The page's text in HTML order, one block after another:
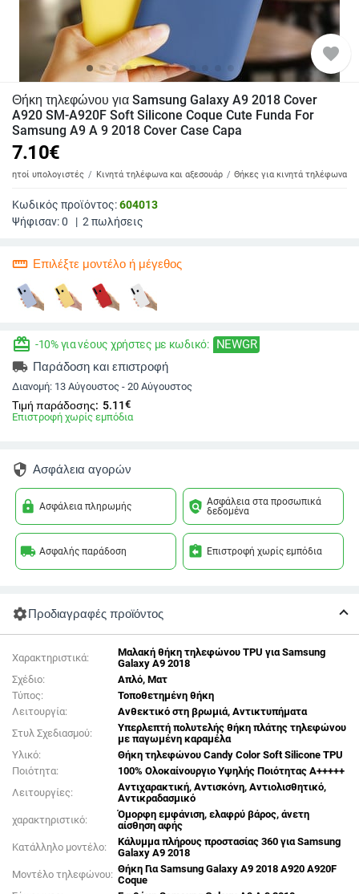
favorite
Θήκη τηλεφώνου για Samsung Galaxy A9 2018 Cover
A920 SM-A920F Soft Silicone Coque Cute Funda For
Samsung A9 A 9 2018 Cover Case Capa
7.10€
υπολογιστές Κινητά τηλέφωνα και αξεσουάρ Θήκες για κινητά τηλέφωνα
Κωδικός προϊόντος:604013
Ψήφισαν:0 | 2 πωλήσεις
straighten Επιλέξτε μοντέλο ή μέγεθος
redeem -10% για νέους χρήστες με κωδικό: NEWGR
local_shipping Παράδοση και επιστροφή
Διανομή: 13 Αύγουστος - 20 Αύγουστος
Τιμή παράδοσης: 5.11€
Επιστροφή χωρίς εμπόδια
security Ασφάλεια αγορών
lock Ασφάλεια πληρωμής policy Ασφάλεια στα προσωπικά
δεδομένα
local_shipping Ασφαλής παράδοση assignment_return Επιστροφή χωρίς εμπόδια
settingsΠροδιαγραφές προϊόντος
Χαρακτηριστικά:
Μαλακή θήκη τηλεφώνου TPU για Samsung
Galaxy A9 2018
Σχέδιο:
Απλό, Ματ
Τύπος:
Τοποθετημένη θήκη
Λειτουργία:
Ανθεκτικό στη βρωμιά, Αντικτυπήματα
Στυλ Σχεδιασμού:
Υπερλεπτή πολυτελής θήκη πλάτης τηλεφώνου
με παγωμένη καραμέλα
Υλικό:
Θήκη τηλεφώνου Candy Color Soft Silicone TPU
Ποιότητα:
100% Ολοκαίνουργιο Υψηλής Ποιότητας A+++++
Λειτουργίες:
Αντιχαρακτική, Αντισκόνη, Αντιολισθητικό,
Αντικραδασμικό
χαρακτηριστικό:
Όμορφη εμφάνιση, ελαφρύ βάρος, άνετη
αίσθηση αφής
Κατάλληλο μοντέλο:
Κάλυμμα πλήρους προστασίας 360 για Samsung
Galaxy A9 2018
Μοντέλο τηλεφώνου: Θήκη Για Samsung Galaxy A9 2018 A920 A920F
Coque